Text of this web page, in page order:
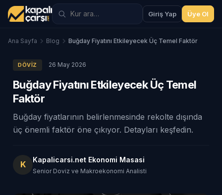
Giriş Yap Üye Ol
Ana Sayfa Blog Buğday Fiyatını Etkileyecek Üç Temel Faktör
DÖVIZ 26 May 2026
Buğday Fiyatını Etkileyecek Üç Temel
Faktör
Buğday fiyatlarının belirlenmesinde rekolte dışında
üç önemli faktör öne çıkıyor. Detayları keşfedin.
K Kapalicarsi.net Ekonomi Masasi
Senior Doviz ve Makroekonomi Analisti